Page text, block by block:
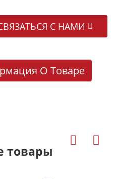
С НАМИ
О Товаре
товары